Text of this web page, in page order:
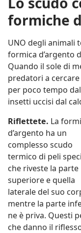
formiche
UNO degli animali
formica d’argento
Quando il sole di
predatori a
per poco tempo
insetti uccisi dal
Riflettete. La
d’argento ha un
complesso scudo
termico di peli
che riveste la parte
superiore e quella
laterale del suo
mentre la parte
ne è priva. Questi
che danno il